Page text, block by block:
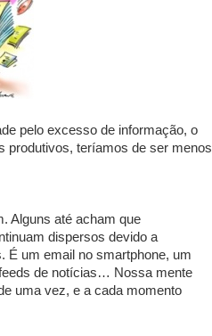
pelo excesso de informação, o
produtivos, teríamos de ser menos
Alguns até acham que
dispersos devido a
É um email no smartphone, um
de notícias… Nossa mente
uma vez, e a cada momento